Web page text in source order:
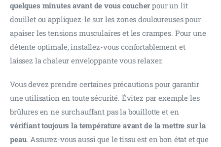
quelques minutes avant de vous coucher pour un lit
douillet ou appliquez-le sur les zones douloureuses pour
apaiser les tensions musculaires et les crampes. Pour une
détente optimale, installez-vous confortablement et
laissez la chaleur enveloppante vous relaxer.
Vous devez prendre certaines précautions pour garantir
une utilisation en toute sécurité. Évitez par exemple les
brûlures en ne surchauffant pas la bouillotte et en
vérifiant toujours la température avant de la mettre sur la
peau. Assurez-vous aussi que le tissu est en bon état et que